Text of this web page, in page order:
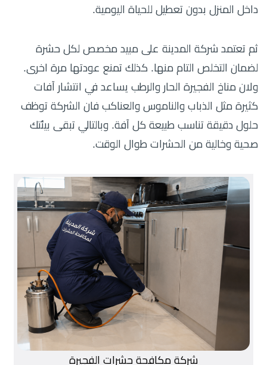
داخل المنزل بدون تعطيل للحياة اليومية.
ثم تعتمد شركة المدينة على مبيد مخصص لكل حشرة
لضمان التخلص التام منها. كذلك تمنع عودتها مرة اخرى.
ولان مناخ الفجيرة الحار والرطب يساعد في انتشار آفات
كثيرة مثل الذباب والناموس والعناكب فان الشركة توظف
حلول دقيقة تناسب طبيعة كل آفة. وبالتالي تبقى بيئتك
صحية وخالية من الحشرات طوال الوقت.
شركة مكافحة حشرات الفجيرة